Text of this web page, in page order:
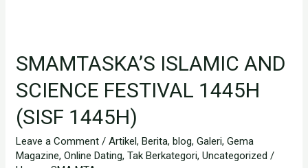
SMAMTASKA’S ISLAMIC AND
SCIENCE FESTIVAL 1445H
(SISF 1445H)
Leave a Comment /Artikel,Berita,blog,Galeri,Gema
Magazine,Online Dating,Tak Berkategori,Uncategorized /
AND
FESTIVAL
1445H
(SISF
1445H)